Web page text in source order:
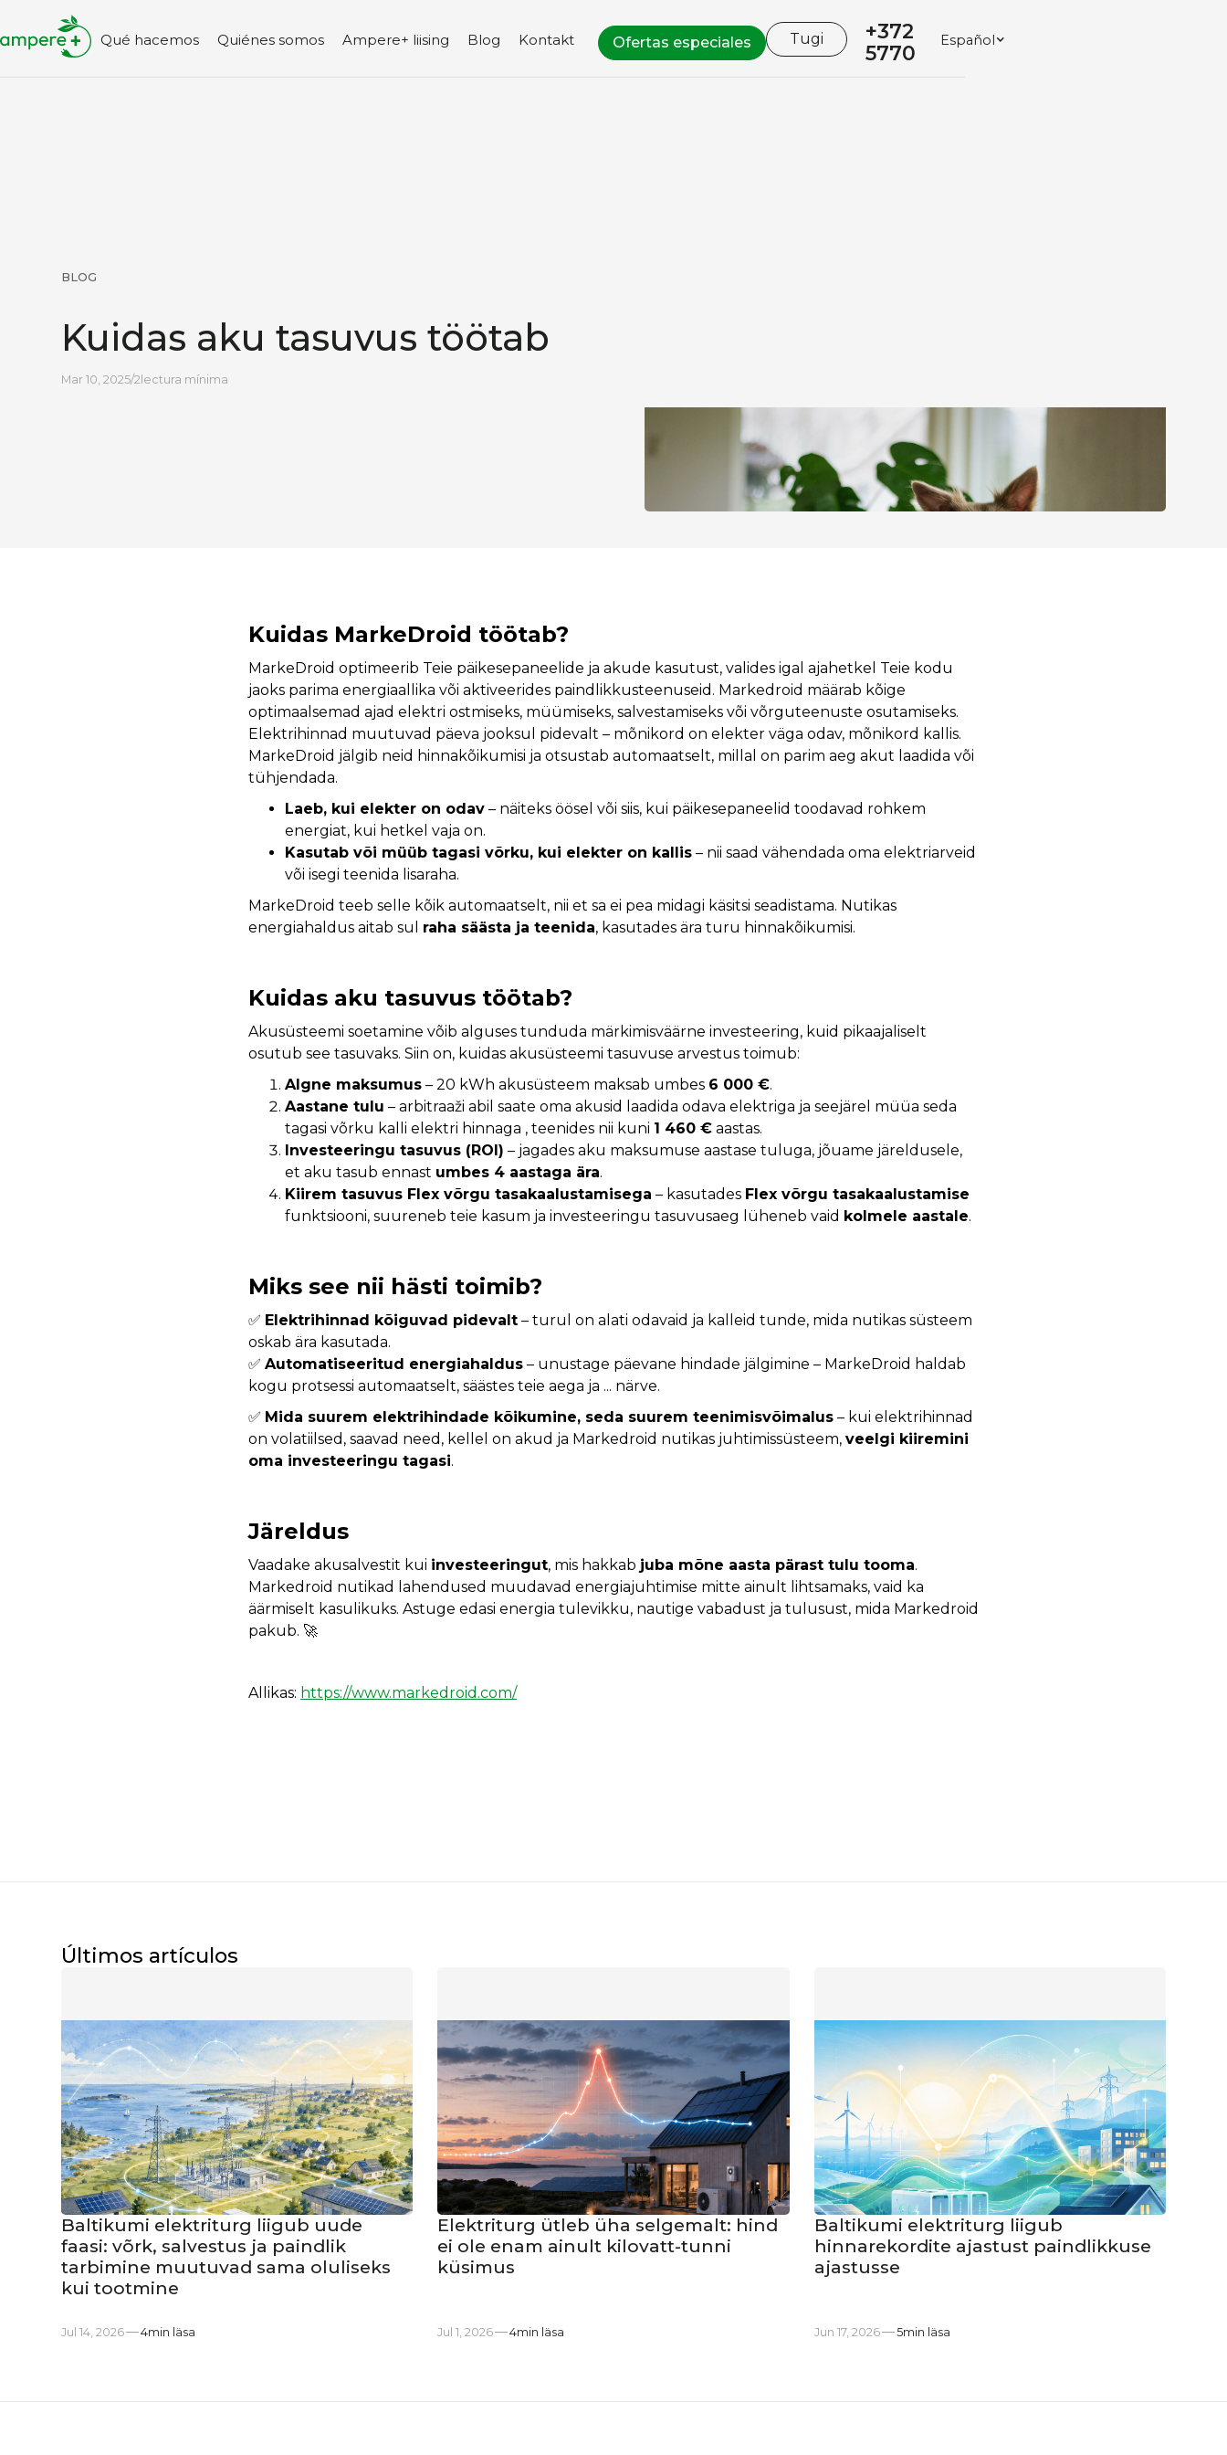
Qué hacemos Quiénes somos Ampere+ liising Blog Kontakt Ofertas especiales Tugi
+372
5770
Español
BLOG
Kuidas aku tasuvus töötab
Mar 10, 2025/2 lectura mínima
Kuidas MarkeDroid töötab?
MarkeDroid optimeerib Teie päikesepaneelide ja akude kasutust, valides igal ajahetkel Teie kodu
jaoks parima energiaallika või aktiveerides paindlikkusteenuseid. Markedroid määrab kõige
optimaalsemad ajad elektri ostmiseks, müümiseks, salvestamiseks või võrguteenuste osutamiseks.
Elektrihinnad muutuvad päeva jooksul pidevalt – mõnikord on elekter väga odav, mõnikord kallis.
MarkeDroid jälgib neid hinnakõikumisi ja otsustab automaatselt, millal on parim aeg akut laadida või
tühjendada.
Laeb, kui elekter on odav – näiteks öösel või siis, kui päikesepaneelid toodavad rohkem
energiat, kui hetkel vaja on.
Kasutab või müüb tagasi võrku, kui elekter on kallis – nii saad vähendada oma elektriarveid
või isegi teenida lisaraha.
MarkeDroid teeb selle kõik automaatselt, nii et sa ei pea midagi käsitsi seadistama. Nutikas
energiahaldus aitab sul raha säästa ja teenida, kasutades ära turu hinnakõikumisi.
Kuidas aku tasuvus töötab?
Akusüsteemi soetamine võib alguses tunduda märkimisväärne investeering, kuid pikaajaliselt
osutub see tasuvaks. Siin on, kuidas akusüsteemi tasuvuse arvestus toimub:
Algne maksumus – 20 kWh akusüsteem maksab umbes 6 000 €.
Aastane tulu – arbitraaži abil saate oma akusid laadida odava elektriga ja seejärel müüa seda
tagasi võrku kalli elektri hinnaga , teenides nii kuni 1 460 € aastas.
Investeeringu tasuvus (ROI) – jagades aku maksumuse aastase tuluga, jõuame järeldusele,
et aku tasub ennast umbes 4 aastaga ära.
Kiirem tasuvus Flex võrgu tasakaalustamisega – kasutades Flex võrgu tasakaalustamise
funktsiooni, suureneb teie kasum ja investeeringu tasuvusaeg lüheneb vaid kolmele aastale.
Miks see nii hästi toimib?
✅ Elektrihinnad kõiguvad pidevalt – turul on alati odavaid ja kalleid tunde, mida nutikas süsteem
oskab ära kasutada.
✅ Automatiseeritud energiahaldus – unustage päevane hindade jälgimine – MarkeDroid haldab
kogu protsessi automaatselt, säästes teie aega ja ... närve.
✅ Mida suurem elektrihindade kõikumine, seda suurem teenimisvõimalus – kui elektrihinnad
on volatiilsed, saavad need, kellel on akud ja Markedroid nutikas juhtimissüsteem, veelgi kiiremini
oma investeeringu tagasi.
Järeldus
Vaadake akusalvestit kui investeeringut, mis hakkab juba mõne aasta pärast tulu tooma.
Markedroid nutikad lahendused muudavad energiajuhtimise mitte ainult lihtsamaks, vaid ka
äärmiselt kasulikuks. Astuge edasi energia tulevikku, nautige vabadust ja tulusust, mida Markedroid
pakub. 🚀
Allikas: https://www.markedroid.com/
Últimos artículos
Baltikumi elektriturg liigub uude
faasi: võrk, salvestus ja paindlik
tarbimine muutuvad sama oluliseks
kui tootmine
Jul 14, 2026 4min läsa
Elektriturg ütleb üha selgemalt: hind
ei ole enam ainult kilovatt-tunni
küsimus
Jul 1, 2026 4min läsa
Baltikumi elektriturg liigub
hinnarekordite ajastust paindlikkuse
ajastusse
Jun 17, 2026 5min läsa